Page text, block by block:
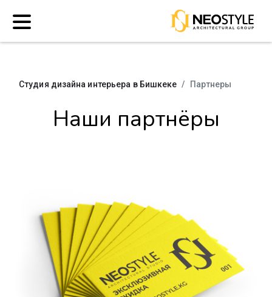
Студия дизайна интерьера в Бишкеке Партнеры
Наши партнёры